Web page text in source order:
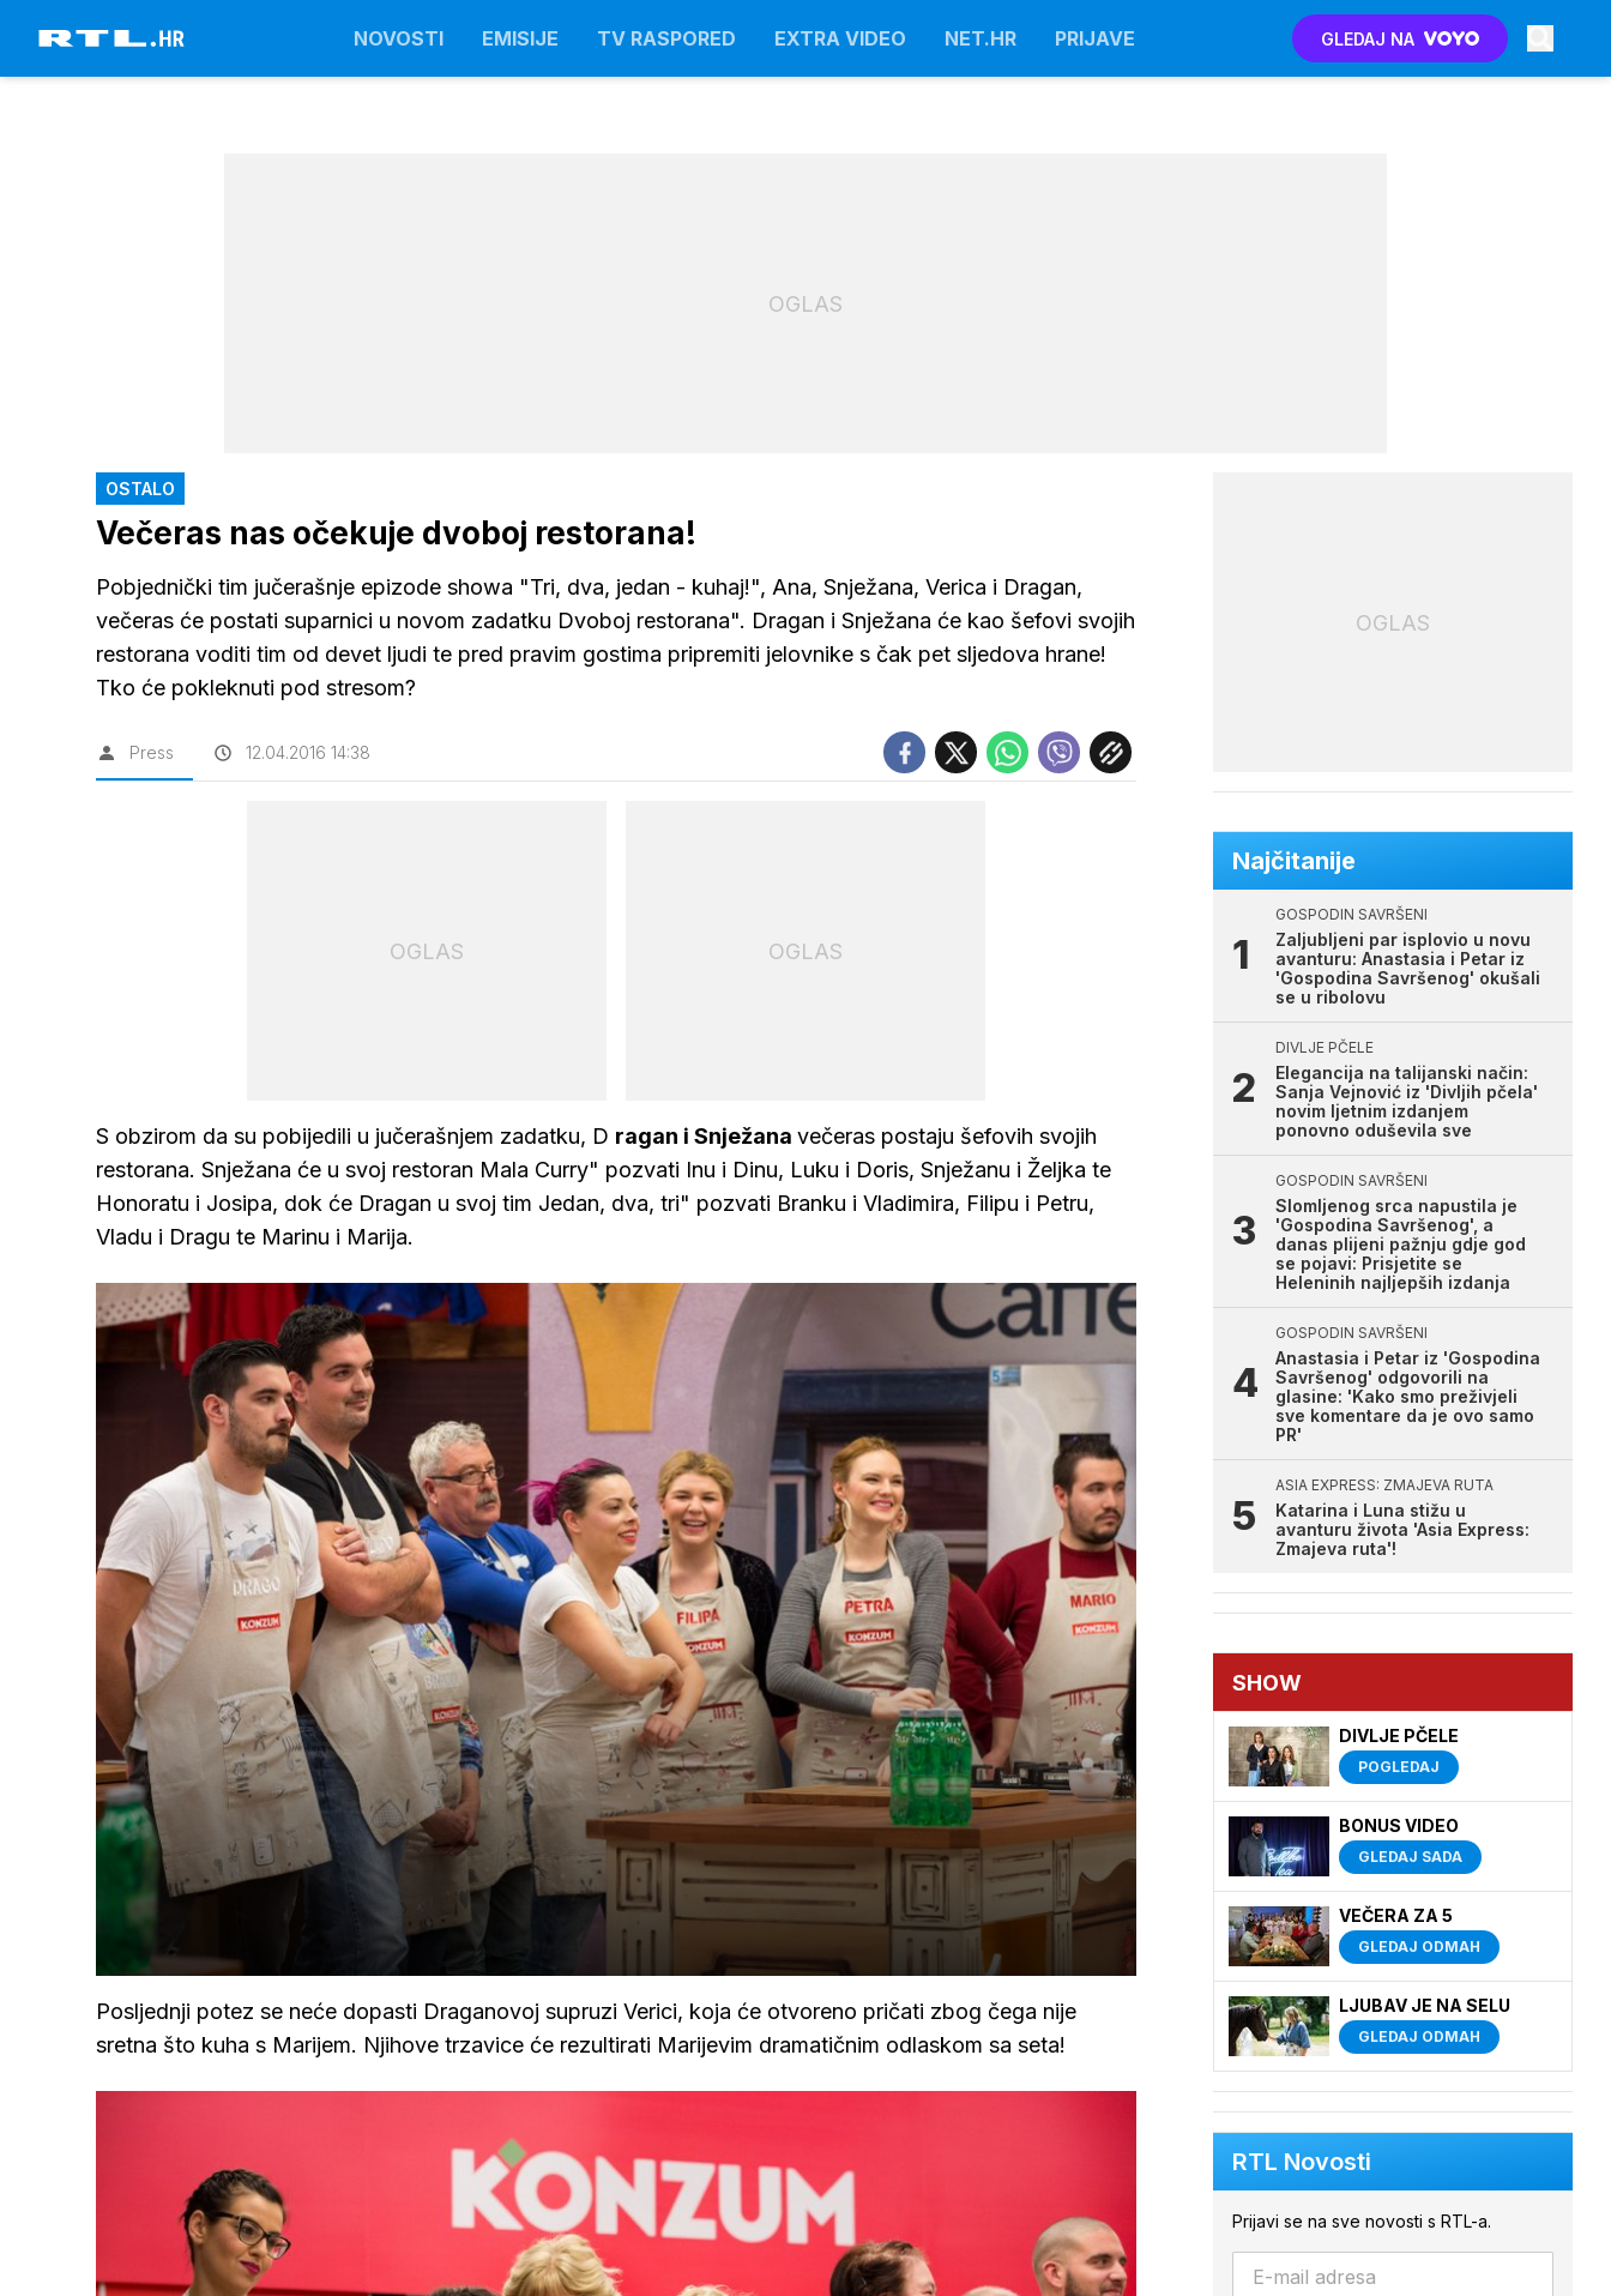
NOVOSTI EMISIJE TV RASPORED EXTRA VIDEO NET.HR PRIJAVE GLEDAJ NA
OGLAS
OSTALO
Večeras nas očekuje dvoboj restorana!
Pobjednički tim jučerašnje epizode showa "Tri, dva, jedan - kuhaj!", Ana, Snježana, Verica i Dragan,
večeras će postati suparnici u novom zadatku Dvoboj restorana". Dragan i Snježana će kao šefovi svojih
restorana voditi tim od devet ljudi te pred pravim gostima pripremiti jelovnike s čak pet sljedova hrane!
Tko će pokleknuti pod stresom?
Press 12.04.2016 14:38
OGLAS OGLAS
S obzirom da su pobijedili u jučerašnjem zadatku, D ragan i Snježana večeras postaju šefovih svojih
restorana. Snježana će u svoj restoran Mala Curry" pozvati Inu i Dinu, Luku i Doris, Snježanu i Željka te
Honoratu i Josipa, dok će Dragan u svoj tim Jedan, dva, tri" pozvati Branku i Vladimira, Filipu i Petru,
Vladu i Dragu te Marinu i Marija.
Posljednji potez se neće dopasti Draganovoj supruzi Verici, koja će otvoreno pričati zbog čega nije
sretna što kuha s Marijem. Njihove trzavice će rezultirati Marijevim dramatičnim odlaskom sa seta!
OGLAS
Najčitanije
GOSPODIN SAVRŠENI
Zaljubljeni par isplovio u novu
avanturu: Anastasia i Petar iz
'Gospodina Savršenog' okušali
se u ribolovu
DIVLJE PČELE
Elegancija na talijanski način:
Sanja Vejnović iz 'Divljih pčela'
novim ljetnim izdanjem
ponovno oduševila sve
GOSPODIN SAVRŠENI
Slomljenog srca napustila je
'Gospodina Savršenog', a
danas plijeni pažnju gdje god
se pojavi: Prisjetite se
Heleninih najljepših izdanja
GOSPODIN SAVRŠENI
Anastasia i Petar iz 'Gospodina
Savršenog' odgovorili na
glasine: 'Kako smo preživjeli
sve komentare da je ovo samo
PR'
ASIA EXPRESS: ZMAJEVA RUTA
Katarina i Luna stižu u
avanturu života 'Asia Express:
Zmajeva ruta'!
SHOW
DIVLJE PČELE
POGLEDAJ
BONUS VIDEO
GLEDAJ SADA
VEČERA ZA 5
GLEDAJ ODMAH
LJUBAV JE NA SELU
GLEDAJ ODMAH
RTL Novosti
Prijavi se na sve novosti s RTL-a.